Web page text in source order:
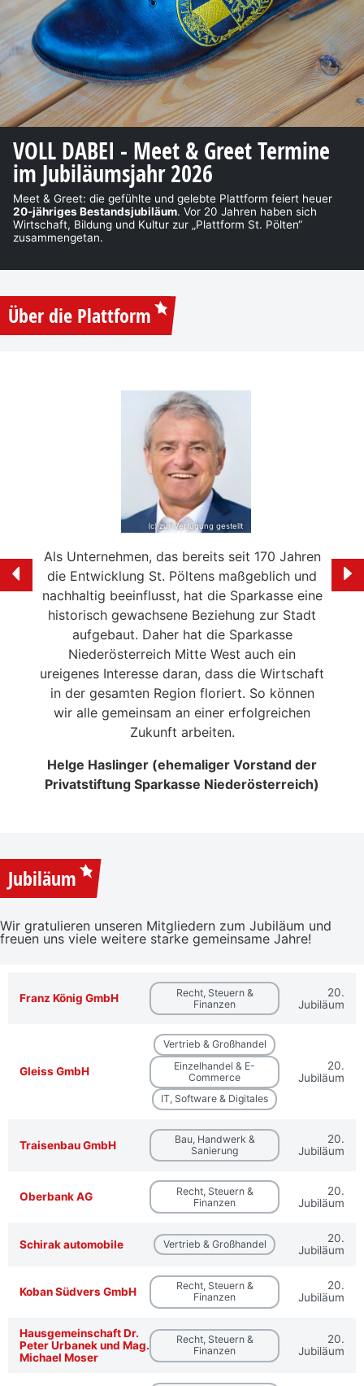
VOLL DABEI - Meet & Greet Termine
im Jubiläumsjahr 2026
Meet & Greet: die gefühlte und gelebte Plattform feiert heuer
20-jähriges Bestandsjubiläum. Vor 20 Jahren haben sich
Wirtschaft, Bildung und Kultur zur „Plattform St. Pölten“
zusammengetan.
Über die Plattform
Als Unternehmen, das bereits seit 170 Jahren
die Entwicklung St. Pöltens maßgeblich und
nachhaltig beeinflusst, hat die Sparkasse eine
historisch gewachsene Beziehung zur Stadt
aufgebaut. Daher hat die Sparkasse
Niederösterreich Mitte West auch ein
ureigenes Interesse daran, dass die Wirtschaft
in der gesamten Region floriert. So können
wir alle gemeinsam an einer erfolgreichen
Zukunft arbeiten.
Helge Haslinger (ehemaliger Vorstand der
Privatstiftung Sparkasse Niederösterreich)
(c) zur Verfügung gestellt
Ich
Jubiläum
Wir gratulieren unseren Mitgliedern zum Jubiläum und
freuen uns viele weitere starke gemeinsame Jahre!
Franz König GmbH
Recht, Steuern &
Finanzen
20.
Jubiläum
Gleiss GmbH
Vertrieb & Großhandel
Einzelhandel & E-
Commerce
IT, Software & Digitales
20.
Jubiläum
Traisenbau GmbH
Bau, Handwerk &
Sanierung
20.
Jubiläum
Oberbank AG
Recht, Steuern &
Finanzen
20.
Jubiläum
Schirak automobile Vertrieb & Großhandel
20.
Jubiläum
Koban Südvers GmbH
Recht, Steuern &
Finanzen
20.
Jubiläum
Hausgemeinschaft Dr.
Peter Urbanek und Mag.
Michael Moser
Recht, Steuern &
Finanzen
20.
Jubiläum